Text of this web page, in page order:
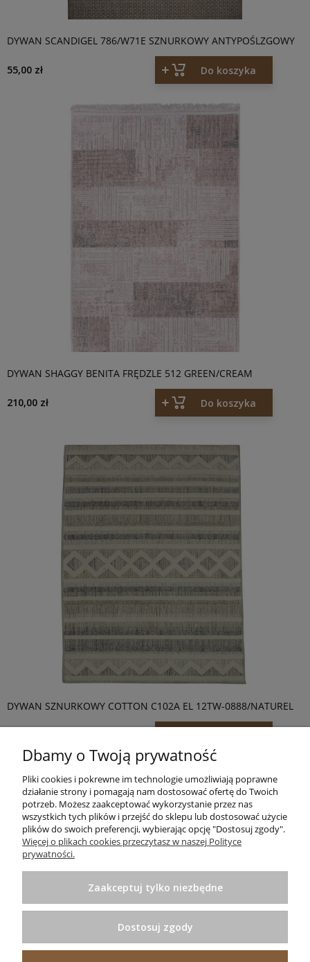
DYWAN SCANDIGEL 786/W71E SZNURKOWY ANTYPOŚLZGOWY
55,00 zł Do koszyka
DYWAN SHAGGY BENITA FRĘDZLE 512 GREEN/CREAM
210,00 zł Do koszyka
DYWAN SZNURKOWY COTTON C102A EL 12TW-0888/NATUREL
< 1 2 3 4 5 ... 7 >
Informacje
Pomoc
Zakupy
Dbamy o Twoją prywatność
Pliki cookies i pokrewne im technologie umożliwiają poprawne
działanie strony i pomagają nam dostosować ofertę do Twoich
potrzeb. Możesz zaakceptować wykorzystanie przez nas
wszystkich tych plików i przejść do sklepu lub dostosować użycie
plików do swoich preferencji, wybierając opcję "Dostosuj zgody".
Więcej o plikach cookies przeczytasz w naszej Polityce
prywatności.
Zaakceptuj tylko niezbędne
Dostosuj zgody